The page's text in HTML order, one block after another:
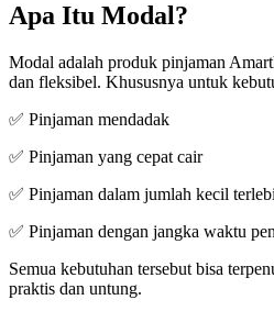
Apa Itu Modal?
Modal adalah produk pinjaman
dan fleksibel. Khususnya untuk
✅ Pinjaman mendadak
✅ Pinjaman yang cepat cair
✅ Pinjaman dalam jumlah kecil
✅ Pinjaman dengan jangka waktu
Semua kebutuhan tersebut bisa
praktis dan untung.